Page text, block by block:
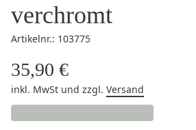
verchromt
Artikelnr.: 103775
35,90 €
inkl. MwSt und zzgl. Versand